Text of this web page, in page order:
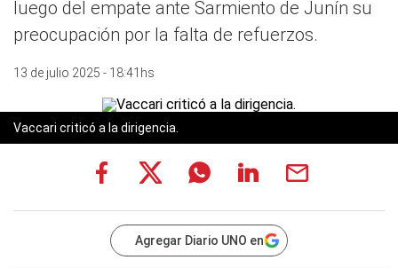
luego del empate ante Sarmiento de Junín su
preocupación por la falta de refuerzos.
13 de julio 2025 - 18:41hs
Vaccari criticó a la dirigencia.
Agregar Diario UNO en